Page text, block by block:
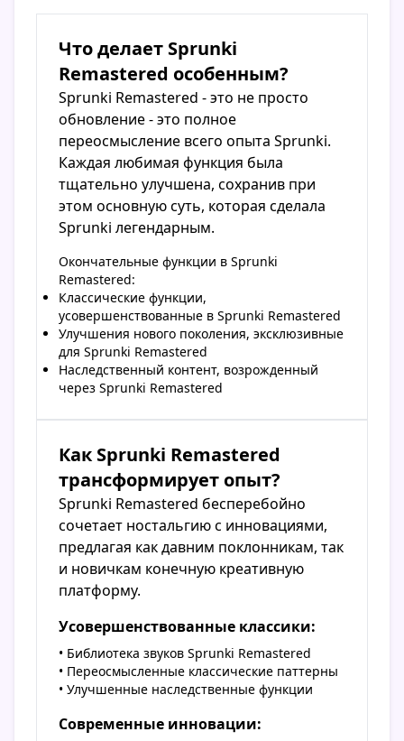
Что делает Sprunki
Remastered особенным?
Sprunki Remastered - это не просто
обновление - это полное
переосмысление всего опыта Sprunki.
Каждая любимая функция была
тщательно улучшена, сохранив при
этом основную суть, которая сделала
Sprunki легендарным.
Окончательные функции в Sprunki
Remastered:
Классические функции,
усовершенствованные в Sprunki Remastered
Улучшения нового поколения, эксклюзивные
для Sprunki Remastered
Наследственный контент, возрожденный
через Sprunki Remastered
Как Sprunki Remastered
трансформирует опыт?
Sprunki Remastered бесперебойно
сочетает ностальгию с инновациями,
предлагая как давним поклонникам, так
и новичкам конечную креативную
платформу.
Усовершенствованные классики:
• Библиотека звуков Sprunki Remastered
• Переосмысленные классические паттерны
• Улучшенные наследственные функции
Современные инновации: